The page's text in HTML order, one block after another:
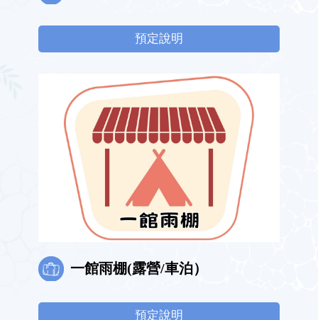
預定說明
一館雨棚(露營/車泊）
預定說明